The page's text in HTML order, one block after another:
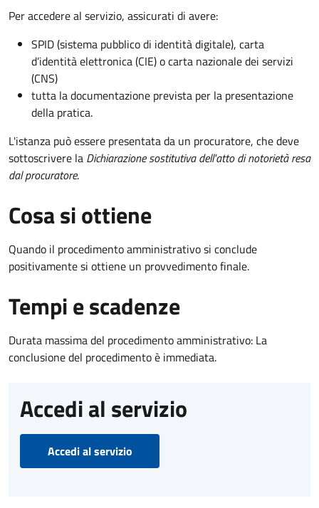
Per accedere al servizio, assicurati di avere:
SPID (sistema pubblico di identità digitale), carta
d’identità elettronica (CIE) o carta nazionale dei servizi
(CNS)
tutta la documentazione prevista per la presentazione
della pratica.
L'istanza può essere presentata da un procuratore, che deve
sottoscrivere la Dichiarazione sostitutiva dell'atto di notorietà resa
dal procuratore.
Cosa si ottiene
Quando il procedimento amministrativo si conclude
positivamente si ottiene un provvedimento finale.
Tempi e scadenze
Durata massima del procedimento amministrativo: La
conclusione del procedimento è immediata.
Accedi al servizio
Accedi al servizio